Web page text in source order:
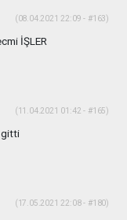
(08.04.2021 22:09 - #163)
İŞLER
(11.04.2021 01:42 - #165)
gitti
(17.05.2021 22:08 - #180)